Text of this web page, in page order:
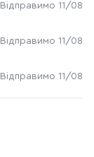
Відправимо 11/08
Відправимо 11/08
Відправимо 11/08